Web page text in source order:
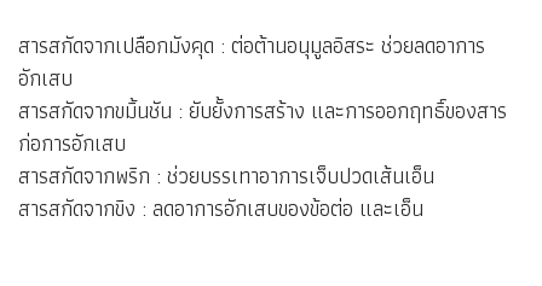
​สารสกัดจากเปลือกมังคุด : ต่อต้านอนุมูลอิสระ ช่วยลดอาการ
อักเสบ
สารสกัดจากขมิ้นชัน : ยับยั้งการสร้าง และการออกฤทธิ์ของสาร
ก่อการอักเสบ
สารสกัดจากพริก : ช่วยบรรเทาอาการเจ็บปวดเส้นเอ็น
สารสกัดจากขิง : ลดอาการอักเสบของข้อต่อ และเอ็น